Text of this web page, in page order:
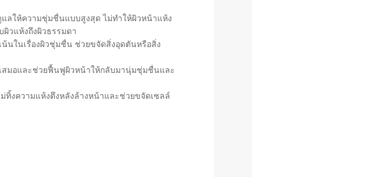
ลให้ความชุ่มชื่นแบบสูงสุด ไม่ทำให้ผิวหน้าแห้ง
วแห้งถึงผิวธรรมดา
นในเรื่องผิวชุ่มชื่น ช่วยขจัดสิ่งอุดตันหรือสิ่ง
สมอและช่วยฟื้นฟูผิวหน้าให้กลับมานุ่มชุ่มชื่นและ
งความแห้งตึงหลังล้างหน้าและช่วยขจัดเซลล์